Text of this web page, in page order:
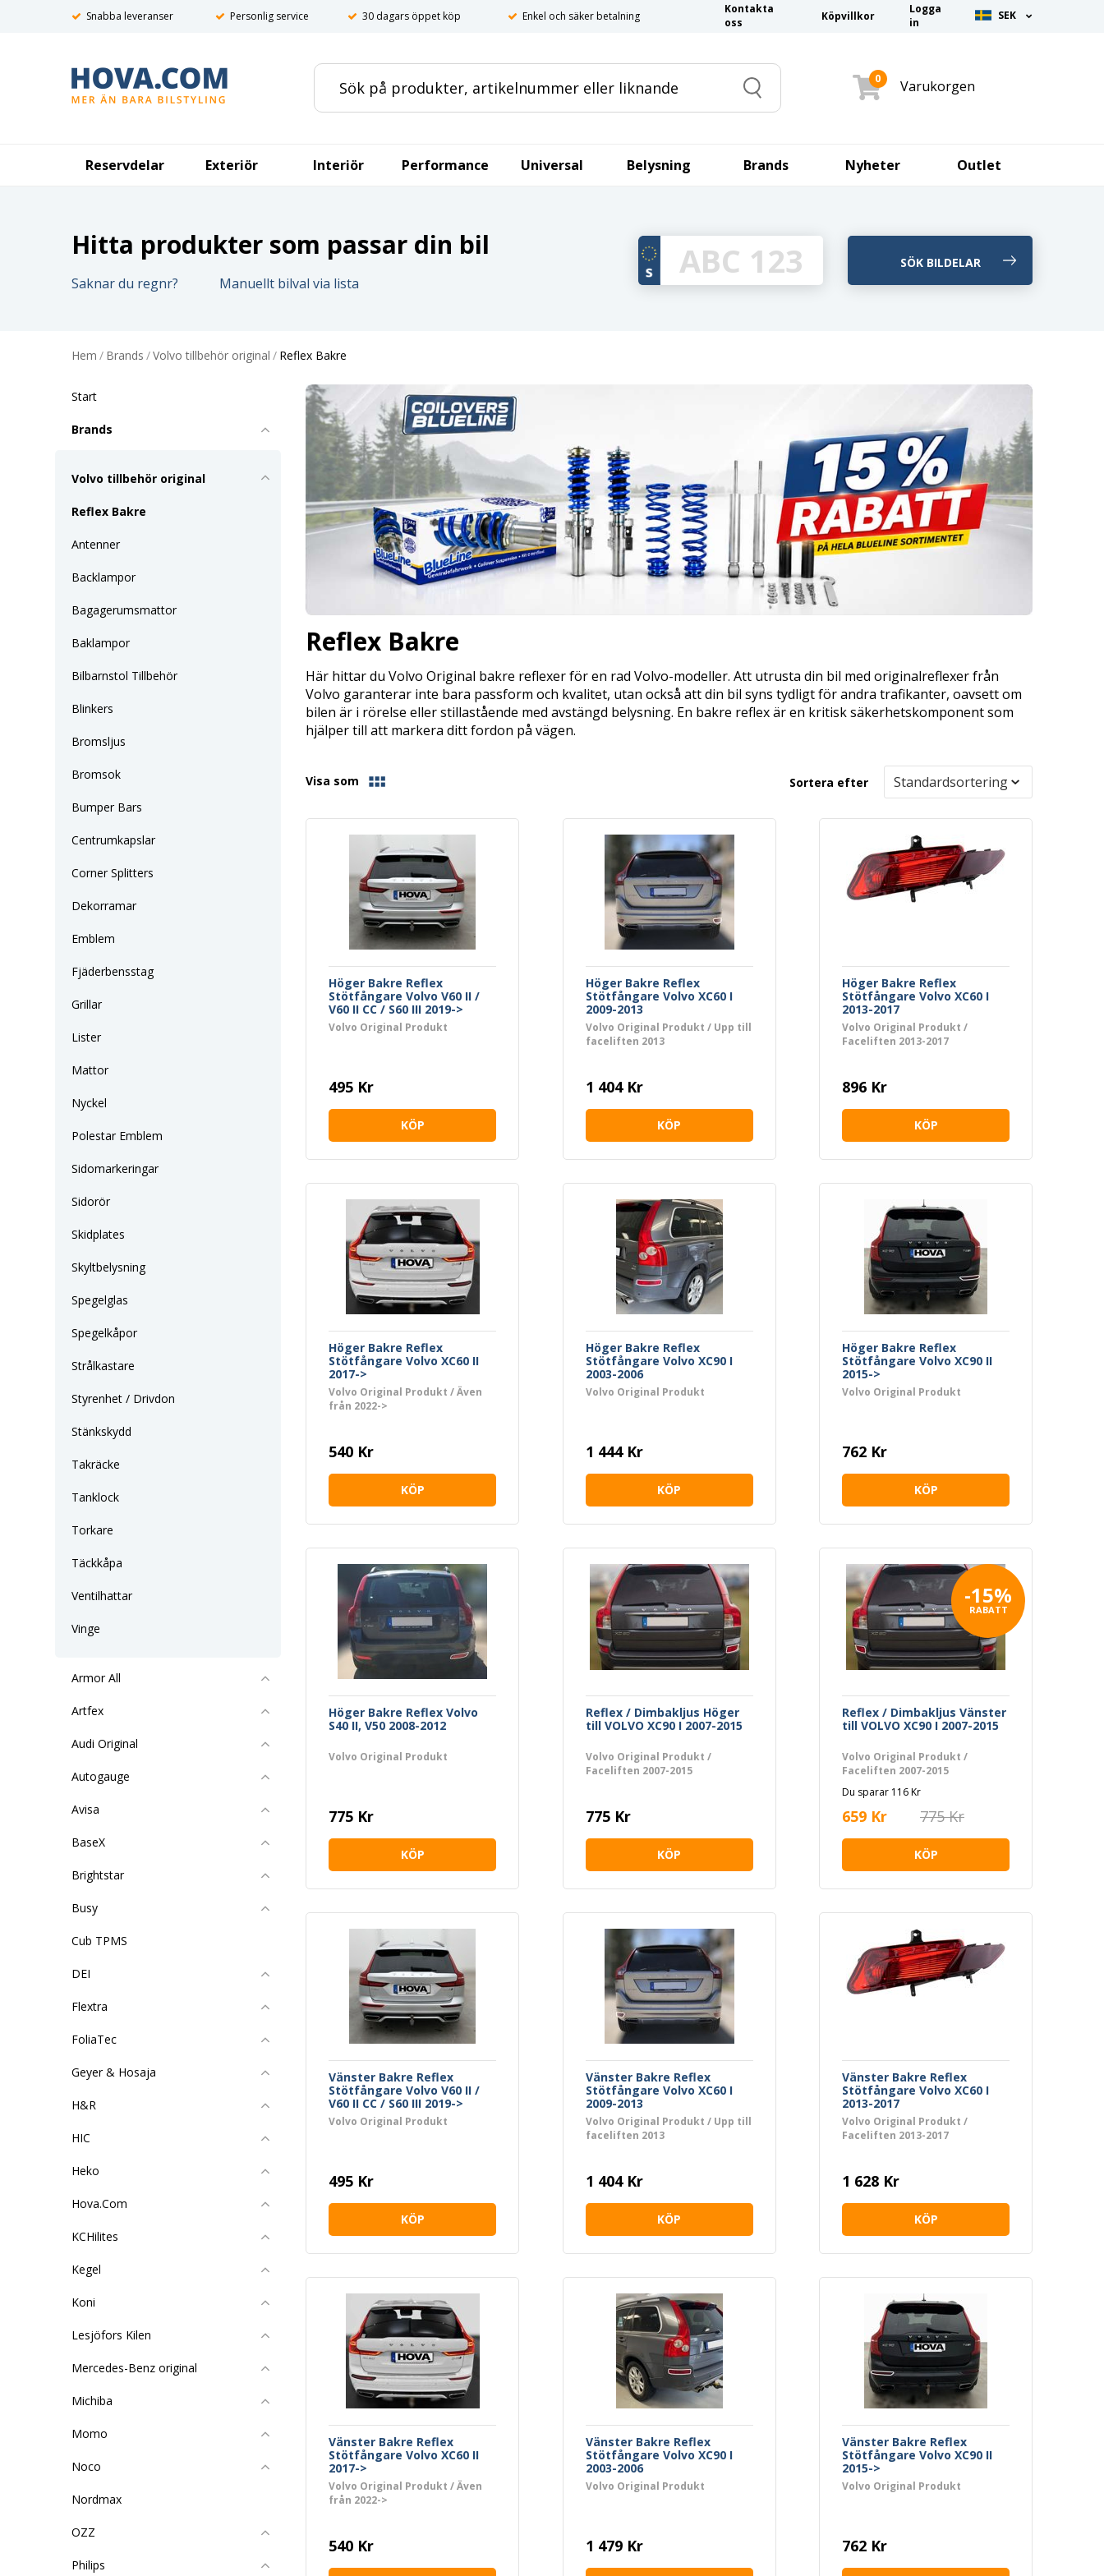
Snabba leveranser Personlig service 30 dagars öppet köp Enkel och säker betalning
Kontakta
oss
Köpvillkor
Logga
in
SEK
Search
0 Varukorgen
Reservdelar Exteriör Interiör Performance Universal Belysning Brands Nyheter Outlet
Hitta produkter som passar din bil
Saknar du regnr? Manuellt bilval via lista
Hem / Brands /Volvo tillbehör original / Reflex Bakre
Start
Brands
Volvo tillbehör original
Reflex Bakre
Antenner
Backlampor
Bagagerumsmattor
Baklampor
Bilbarnstol Tillbehör
Blinkers
Bromsljus
Bromsok
Bumper Bars
Centrumkapslar
Corner Splitters
Dekorramar
Emblem
Fjäderbensstag
Grillar
Lister
Mattor
Nyckel
Polestar Emblem
Sidomarkeringar
Sidorör
Skidplates
Skyltbelysning
Spegelglas
Spegelkåpor
Strålkastare
Styrenhet / Drivdon
Stänkskydd
Takräcke
Tanklock
Torkare
Täckkåpa
Ventilhattar
Vinge
Armor All
Artfex
Audi Original
Autogauge
Avisa
BaseX
Brightstar
Busy
Cub TPMS
DEI
Flextra
FoliaTec
Geyer & Hosaja
H&R
HIC
Heko
Hova.Com
KCHilites
Kegel
Koni
Lesjöfors Kilen
Mercedes-Benz original
Michiba
Momo
Noco
Nordmax
OZZ
Philips
Reflex Bakre
Här hittar du Volvo Original bakre reflexer för en rad Volvo-modeller. Att utrusta din bil med originalreflexer från
Volvo garanterar inte bara passform och kvalitet, utan också att din bil syns tydligt för andra trafikanter, oavsett om
bilen är i rörelse eller stillastående med avstängd belysning. En bakre reflex är en kritisk säkerhetskomponent som
hjälper till att markera ditt fordon på vägen.
Visa som Sortera efter
Höger Bakre Reflex
Stötfångare Volvo V60 II /
V60 II CC / S60 III 2019->
Volvo Original Produkt
495 Kr
KÖP
Höger Bakre Reflex
Stötfångare Volvo XC60 I
2009-2013
Volvo Original Produkt / Upp till
faceliften 2013
1 404 Kr
KÖP
Höger Bakre Reflex
Stötfångare Volvo XC60 I
2013-2017
Volvo Original Produkt /
Faceliften 2013-2017
896 Kr
KÖP
Höger Bakre Reflex
Stötfångare Volvo XC60 II
2017->
Volvo Original Produkt / Även
från 2022->
540 Kr
KÖP
Höger Bakre Reflex
Stötfångare Volvo XC90 I
2003-2006
Volvo Original Produkt
1 444 Kr
KÖP
Höger Bakre Reflex
Stötfångare Volvo XC90 II
2015->
Volvo Original Produkt
762 Kr
KÖP
Höger Bakre Reflex Volvo
S40 II, V50 2008-2012
Volvo Original Produkt
775 Kr
KÖP
Reflex / Dimbakljus Höger
till VOLVO XC90 I 2007-2015
Volvo Original Produkt /
Faceliften 2007-2015
775 Kr
KÖP
-15%
RABATT
Reflex / Dimbakljus Vänster
till VOLVO XC90 I 2007-2015
Volvo Original Produkt /
Faceliften 2007-2015
Du sparar 116 Kr
659 Kr 775 Kr
KÖP
Vänster Bakre Reflex
Stötfångare Volvo V60 II /
V60 II CC / S60 III 2019->
Volvo Original Produkt
495 Kr
KÖP
Vänster Bakre Reflex
Stötfångare Volvo XC60 I
2009-2013
Volvo Original Produkt / Upp till
faceliften 2013
1 404 Kr
KÖP
Vänster Bakre Reflex
Stötfångare Volvo XC60 I
2013-2017
Volvo Original Produkt /
Faceliften 2013-2017
1 628 Kr
KÖP
Vänster Bakre Reflex
Stötfångare Volvo XC60 II
2017->
Volvo Original Produkt / Även
från 2022->
540 Kr
Vänster Bakre Reflex
Stötfångare Volvo XC90 I
2003-2006
Volvo Original Produkt
1 479 Kr
Vänster Bakre Reflex
Stötfångare Volvo XC90 II
2015->
Volvo Original Produkt
762 Kr